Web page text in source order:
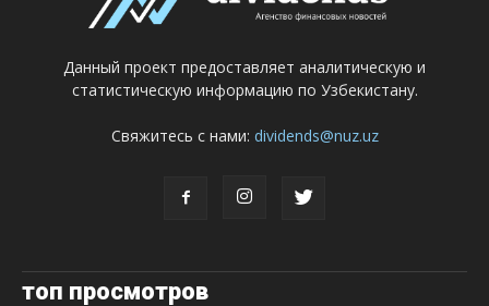
Данный проект предоставляет аналитическую и
статистическую информацию по Узбекистану.
Свяжитесь с нами: dividends@nuz.uz
топ просмотров